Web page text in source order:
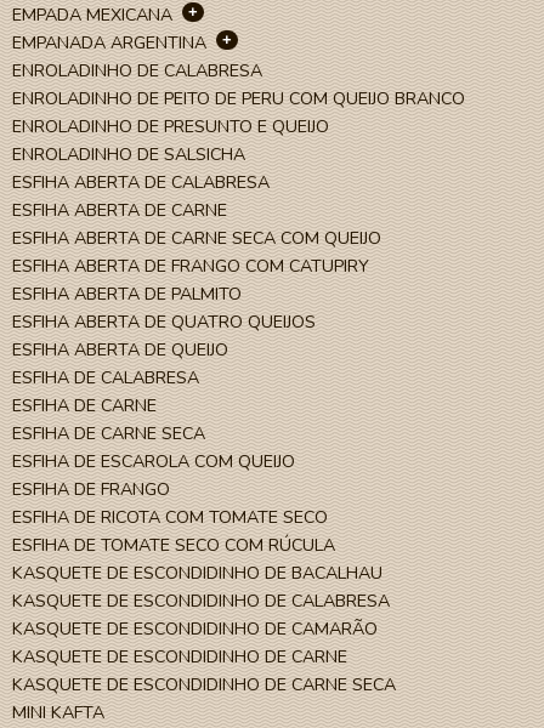
EMPADA MEXICANA +
EMPANADA ARGENTINA +
ENROLADINHO DE CALABRESA
ENROLADINHO DE PEITO DE PERU COM QUEIJO BRANCO
ENROLADINHO DE PRESUNTO E QUEIJO
ENROLADINHO DE SALSICHA
ESFIHA ABERTA DE CALABRESA
ESFIHA ABERTA DE CARNE
ESFIHA ABERTA DE CARNE SECA COM QUEIJO
ESFIHA ABERTA DE FRANGO COM CATUPIRY
ESFIHA ABERTA DE PALMITO
ESFIHA ABERTA DE QUATRO QUEIJOS
ESFIHA ABERTA DE QUEIJO
ESFIHA DE CALABRESA
ESFIHA DE CARNE
ESFIHA DE CARNE SECA
ESFIHA DE ESCAROLA COM QUEIJO
ESFIHA DE FRANGO
ESFIHA DE RICOTA COM TOMATE SECO
ESFIHA DE TOMATE SECO COM RÚCULA
KASQUETE DE ESCONDIDINHO DE BACALHAU
KASQUETE DE ESCONDIDINHO DE CALABRESA
KASQUETE DE ESCONDIDINHO DE CAMARÃO
KASQUETE DE ESCONDIDINHO DE CARNE
KASQUETE DE ESCONDIDINHO DE CARNE SECA
MINI KAFTA